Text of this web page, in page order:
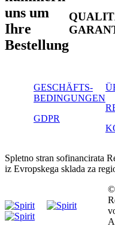
uns um
Ihre
Bestellung
GESCHÄFTS-
BEDINGUNGEN
GDPR
Spletno stran sofinancirata
iz Evropskega sklada za
©